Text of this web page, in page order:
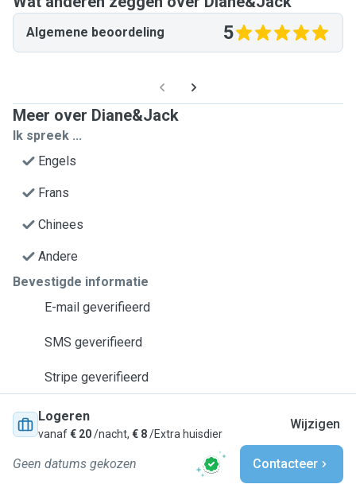
Algemene beoordeling 5
Meer over Diane&Jack
Ik spreek ...
Engels
Frans
Chinees
Andere
Bevestigde informatie
E-mail geverifieerd
SMS geverifieerd
Stripe geverifieerd
Logeren
vanaf€ 20/nacht, € 8/Extra huisdier
Wijzigen
Geen datums gekozen Contacteer